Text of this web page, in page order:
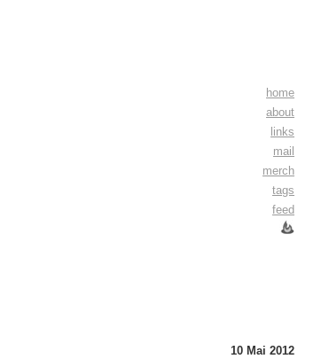
home
about
links
mail
merch
tags
feed
10 Mai 2012